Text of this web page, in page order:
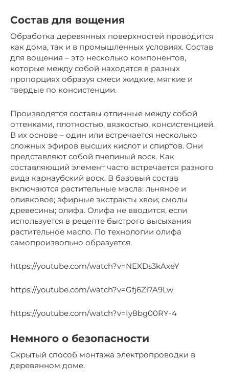
Состав для вощения
Обработка деревянных поверхностей проводится
как дома, так и в промышленных условиях. Состав
для вощения – это несколько компонентов,
которые между собой находятся в разных
пропорциях образуя смеси жидкие, мягкие и
твердые по консистенции.
Производятся составы отличные между собой
оттенками, плотностью, вязкостью, консистенцией.
В их основе – один или встречается несколько
сложных эфиров высших кислот и спиртов. Они
представляют собой пчелиный воск. Как
составляющий элемент часто встречается разного
вида карнаубский воск. В базовый состав
включаются растительные масла: льняное и
оливковое; эфирные экстракты хвои; смолы
древесины; олифа. Олифа не вводится, если
используется в рецепте быстрого высыхания
растительное масло. По технологии олифа
самопроизвольно образуется.
https://youtube.com/watch?v=NEXDs3kAxeY
https://youtube.com/watch?v=Gfj6Zi7A9Lw
https://youtube.com/watch?v=Iy8bg00RY-4
Немного о безопасности
Скрытый способ монтажа электропроводки в
деревянном доме.